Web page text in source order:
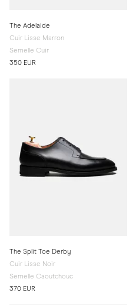
The Adelaide
Cuir Lisse Marron
Semelle Cuir
350 EUR
The Split Toe Derby
Cuir Lisse Noir
Semelle Caoutchouc
370 EUR